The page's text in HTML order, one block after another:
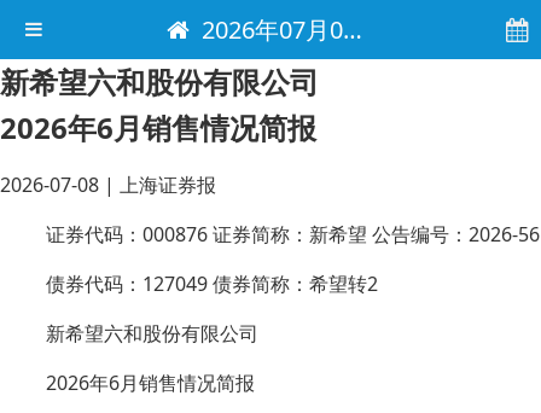
2026年07月08日 电子报
新希望六和股份有限公司
2026年6月销售情况简报
2026-07-08 | 上海证券报
证券代码：000876 证券简称：新希望 公告编号：2026-56
债券代码：127049 债券简称：希望转2
新希望六和股份有限公司
2026年6月销售情况简报